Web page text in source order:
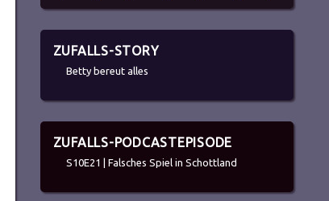
ZUFALLS-STORY
Betty bereut alles
ZUFALLS-PODCASTEPISODE
S10E21 | Falsches Spiel in Schottland